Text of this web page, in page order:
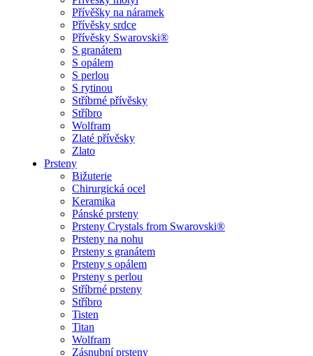
Přívěšky na náramek
Přívěsky srdce
Přívěsky Swarovski®
S granátem
S opálem
S perlou
S rytinou
Stříbrné přívěsky
Stříbro
Wolfram
Zlaté přívěsky
Zlato
Prsteny
Bižuterie
Chirurgická ocel
Keramika
Pánské prsteny
Prsteny Crystals from Swarovski®
Prsteny na nohu
Prsteny s granátem
Prsteny s opálem
Prsteny s perlou
Stříbrné prsteny
Stříbro
Tisten
Titan
Wolfram
Zásnubní prsteny